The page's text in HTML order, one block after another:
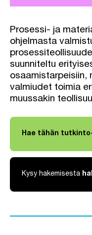
Prosessi- ja
ohjelmasta
suunniteltu
osaamistarpeisiin,
valmiudet toimia
muussakin
Hae tähän
Linkki avautuu
Kysy hakemisesta